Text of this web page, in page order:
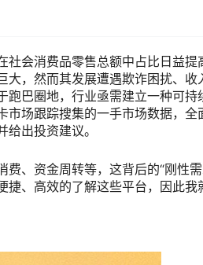
会消费品零售总额中占比日益提
，然而其发展遭遇欺诈困扰、收
巴圈地，行业亟需建立一种可持
场跟踪搜集的一手市场数据，全
出投资建议。
、资金周转等，这背后的“刚性
、高效的了解这些平台，因此我